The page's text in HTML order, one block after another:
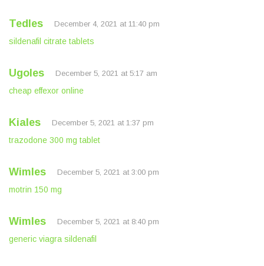
Tedles December 4, 2021 at 11:40 pm
sildenafil citrate tablets
Ugoles December 5, 2021 at 5:17 am
cheap effexor online
Kiales December 5, 2021 at 1:37 pm
trazodone 300 mg tablet
Wimles December 5, 2021 at 3:00 pm
motrin 150 mg
Wimles December 5, 2021 at 8:40 pm
generic viagra sildenafil